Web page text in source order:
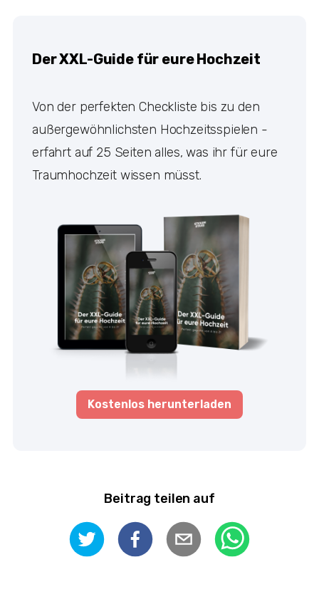
Der XXL-Guide für eure Hochzeit
Von der perfekten Checkliste bis zu den
außergewöhnlichsten Hochzeitsspielen -
erfahrt auf 25 Seiten alles, was ihr für eure
Traumhochzeit wissen müsst.
Kostenlos herunterladen
Beitrag teilen auf